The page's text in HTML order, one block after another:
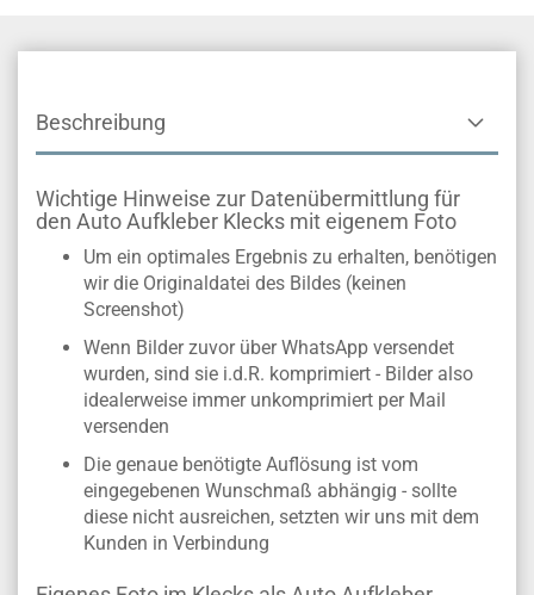
Beschreibung
Wichtige Hinweise zur Datenübermittlung für
den Auto Aufkleber Klecks mit eigenem Foto
Um ein optimales Ergebnis zu erhalten, benötigen
wir die Originaldatei des Bildes (keinen
Screenshot)
Wenn Bilder zuvor über WhatsApp versendet
wurden, sind sie i.d.R. komprimiert - Bilder also
idealerweise immer unkomprimiert per Mail
versenden
Die genaue benötigte Auflösung ist vom
eingegebenen Wunschmaß abhängig - sollte
diese nicht ausreichen, setzten wir uns mit dem
Kunden in Verbindung